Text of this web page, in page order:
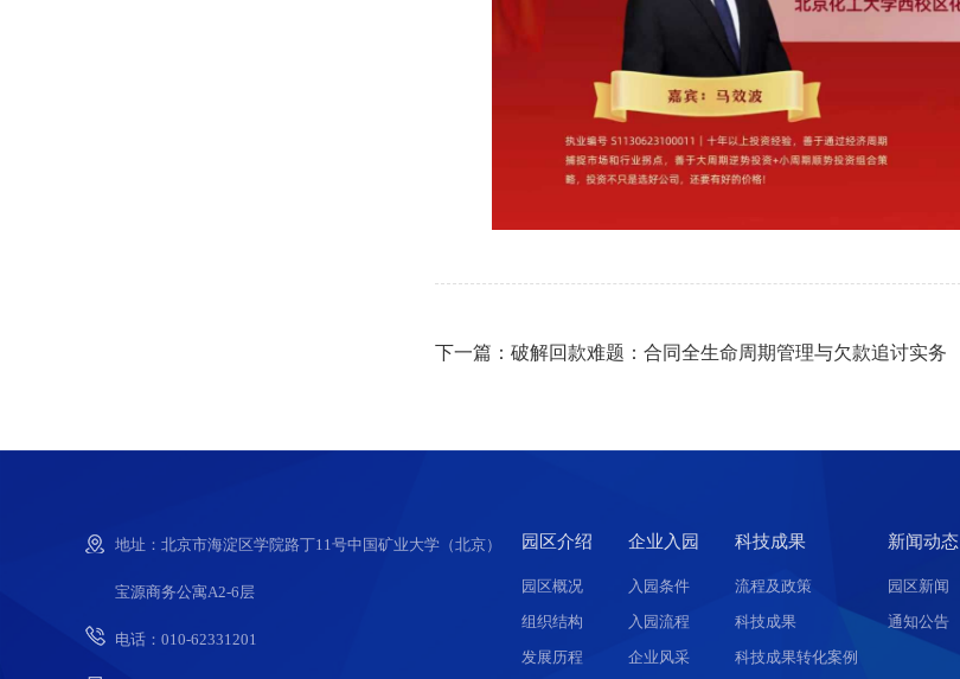
下一篇：破解回款难题：合同全生命周期管理与欠款追讨实务
地址：北京市海淀区学院路丁11号中国矿业大学（北京）
宝源商务公寓A2-6层
电话：010-62331201
园区介绍
园区概况
组织结构
发展历程
企业入园
入园条件
入园流程
企业风采
科技成果
流程及政策
科技成果
科技成果转化案例
新闻动态
园区新闻
通知公告